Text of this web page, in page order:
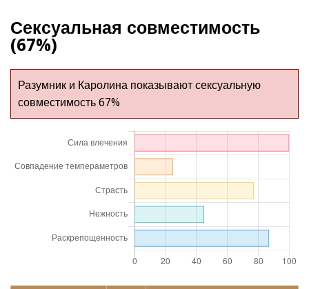
Сексуальная совместимость
(67%)
Разумник и Каролина показывают сексуальную
совместимость 67%